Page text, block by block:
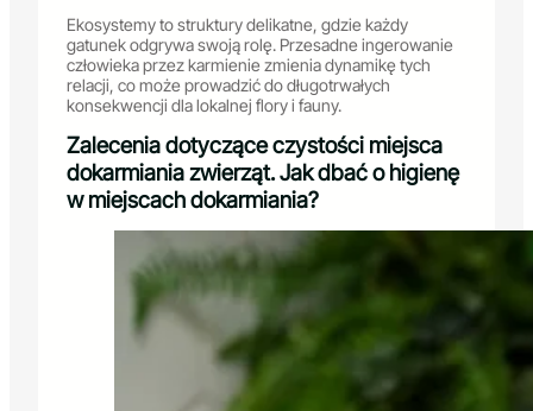
Ekosystemy to struktury delikatne, gdzie każdy
gatunek odgrywa swoją rolę. Przesadne ingerowanie
człowieka przez karmienie zmienia dynamikę tych
relacji, co może prowadzić do długotrwałych
konsekwencji dla lokalnej flory i fauny.
Zalecenia dotyczące czystości miejsca
dokarmiania zwierząt. Jak dbać o higienę
w miejscach dokarmiania?